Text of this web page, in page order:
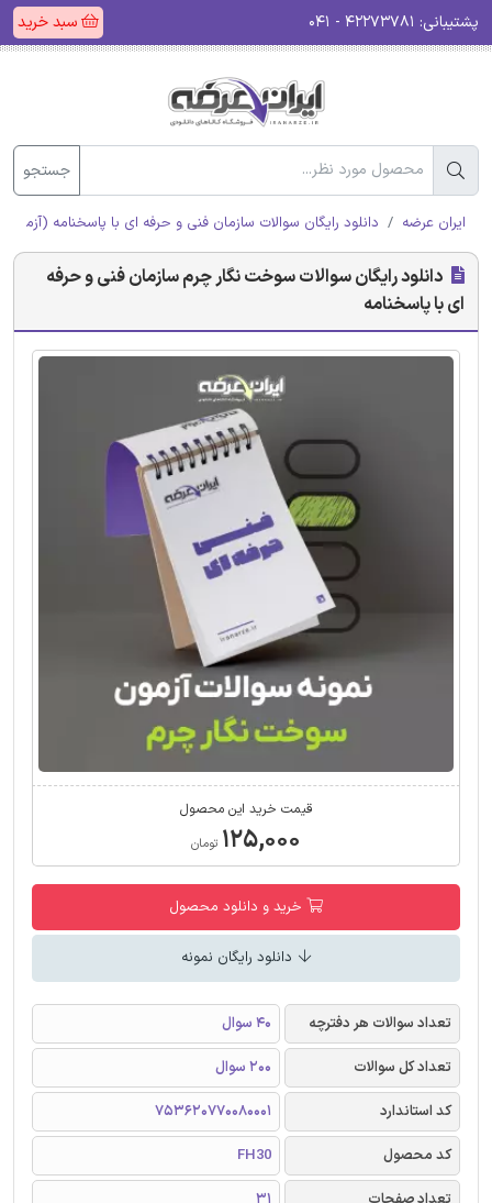
پشتیبانی: سبد خرید
جستجو
ایران عرضه دانلود رایگان سوالات سازمان فنی و حرفه ای با پاسخنامه (آزمون
دانلود رایگان سوالات سوخت نگار چرم سازمان فنی و حرفه
ای با پاسخنامه
قیمت خرید این محصول
۱۲۵,۰۰۰ تومان
خرید و دانلود محصول
دانلود رایگان نمونه
تعداد سوالات هر دفترچه
40 سوال
تعداد کل سوالات
200 سوال
کد استاندارد
753620770080001
کد محصول
FH30